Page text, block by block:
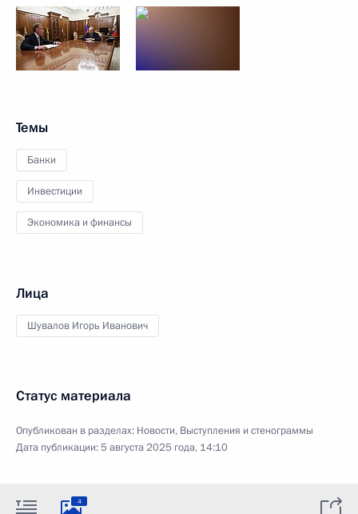
Темы
Банки
Инвестиции
Экономика и финансы
Лица
Шувалов Игорь Иванович
Статус материала
Опубликован в разделах: Новости, Выступления и стенограммы
Дата публикации:5 августа 2025 года, 14:10
4